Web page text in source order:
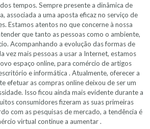
tempos. Sempre presente a dinâmica de
associada a uma aposta eficaz no serviço de
Estamos atentos no que concerne à nossa
que tanto as pessoas como o ambiente,
Acompanhando a evolução das formas de
vez mais pessoas a usar a Internet, estamos
espaço online, para comércio de artigos
e informática . Atualmente, oferecer a
efetuar as compras online deixou de ser um
Isso ficou ainda mais evidente durante a
consumidores fizeram as suas primeiras
com as pesquisas de mercado, a tendência é
virtual continue a aumentar .